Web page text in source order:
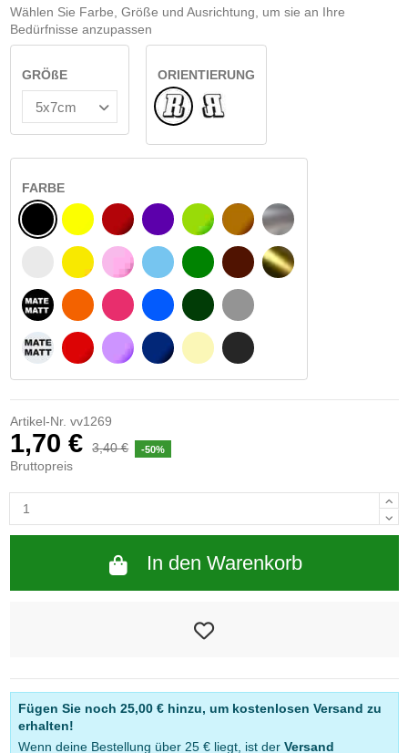
Wählen Sie Farbe, Größe und Ausrichtung, um sie an Ihre
Bedürfnisse anzupassen
GRÖßE
ORIENTIERUNG
NormaleUmgedreht
FARBE
SCHWARZ
WEIß
MATTSCHWARZ
MATTWEIß
GELB
GELBES SIGNAL
ORANGE
ROT
BURGUND
ROSE
FUCHSIA
LILA
VIOLETT
HELLBLAU
BLAU
DUNKELBLAU
HELLGRÜN
GRÜN
DUNKELGRÜN
BEIGE
HASELNUSS
DUNKELBRAUN
HELLGRAU
DUNKELGRAU
SILBER
GOLD
Artikel-Nr. vv1269
1,70 € 3,40 € -50%
Bruttopreis
In den Warenkorb
Fügen Sie noch 25,00 €hinzu, um kostenlosen Versand zu
erhalten!
Wenn deine Bestellung über 25 € liegt, ist der Versand